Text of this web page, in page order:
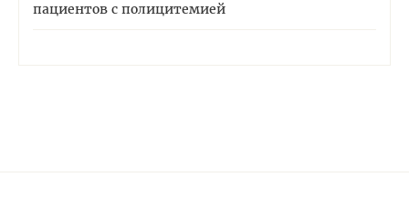
пациентов с полицитемией